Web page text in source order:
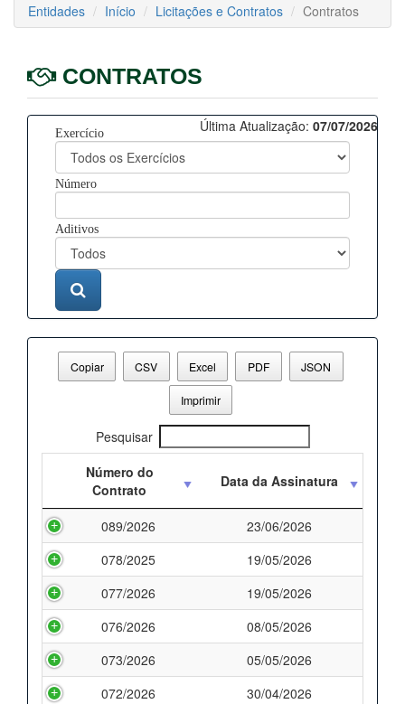
Entidades Início Licitações e Contratos Contratos
CONTRATOS
Última Atualização: 07/07/2026
Exercício
Número
Aditivos
Copiar CSV Excel PDF JSON
Imprimir
Pesquisar
Número do
Contrato
Data da Assinatura
089/2026
23/06/2026
078/2025
19/05/2026
077/2026
19/05/2026
076/2026
08/05/2026
073/2026
05/05/2026
072/2026
30/04/2026